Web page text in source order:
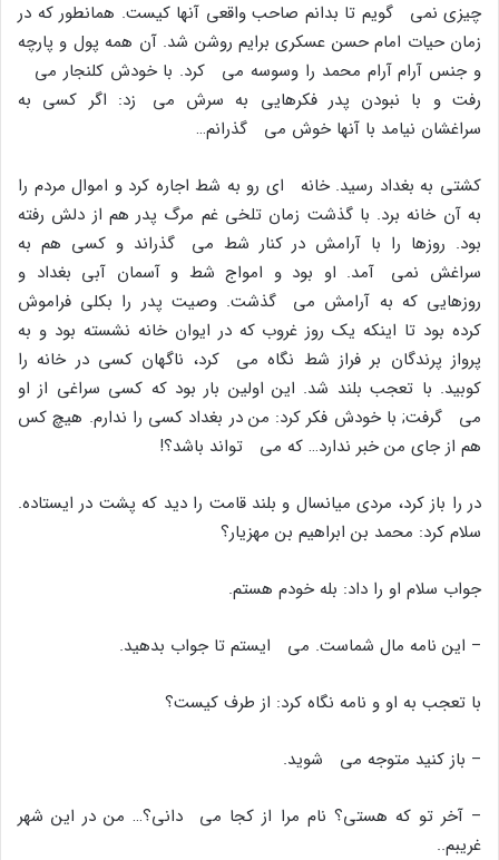
چیزى نمى گویم تا بدانم صاحب واقعى آنها کیست. همانطور که در
زمان حیات امام حسن عسکرى برایم روشن شد. آن همه پول و پارچه
و جنس آرام آرام محمد را وسوسه مى کرد. با خودش کلنجار مى
رفت و با نبودن پدر فکرهایى به سرش مى زد: اگر کسى به
سراغشان نیامد با آنها خوش مى گذرانم…
کشتى به بغداد رسید. خانه اى رو به شط اجاره کرد و اموال مردم را
به آن خانه برد. با گذشت زمان تلخى غم مرگ پدر هم از دلش رفته
بود. روزها را با آرامش در کنار شط مى گذراند و کسى هم به
سراغش نمى آمد. او بود و امواج شط و آسمان آبى بغداد و
روزهایى که به آرامش مى گذشت. وصیت پدر را بکلى فراموش
کرده بود تا اینکه یک روز غروب که در ایوان خانه نشسته بود و به
پرواز پرندگان بر فراز شط نگاه مى کرد، ناگهان کسى در خانه را
کوبید. با تعجب بلند شد. این اولین بار بود که کسى سراغى از او
مى گرفت; با خودش فکر کرد: من در بغداد کسى را ندارم. هیچ کس
هم از جاى من خبر ندارد… که مى تواند باشد؟!
در را باز کرد، مردى میانسال و بلند قامت را دید که پشت در ایستاده.
سلام کرد: محمد بن ابراهیم بن مهزیار؟
جواب سلام او را داد: بله خودم هستم.
– این نامه مال شماست. مى ایستم تا جواب بدهید.
با تعجب به او و نامه نگاه کرد: از طرف کیست؟
– باز کنید متوجه مى شوید.
– آخر تو که هستى؟ نام مرا از کجا مى دانى؟… من در این شهر
غریبم..